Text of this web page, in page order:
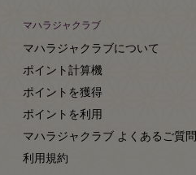
マハラジャクラブ
マハラジャクラブについて
ポイント計算機
ポイントを獲得
ポイントを利用
マハラジャクラブ よくあるご質問
利用規約